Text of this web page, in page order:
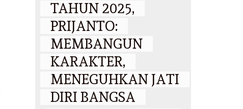
TAHUN 2025,
PRIJANTO:
MEMBANGUN
KARAKTER,
MENEGUHKAN JATI
DIRI BANGSA